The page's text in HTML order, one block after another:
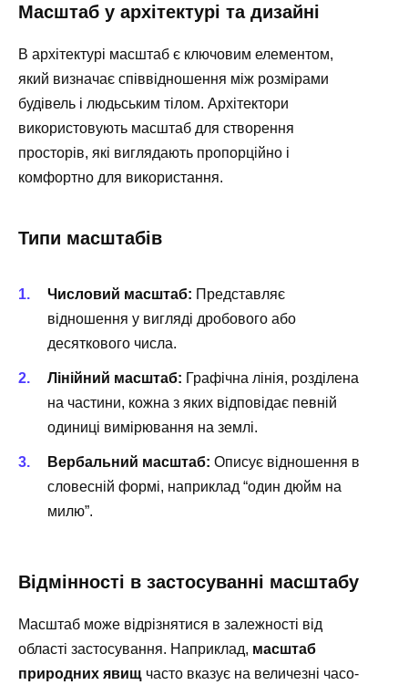
Масштаб у архітектурі та дизайні
В архітектурі масштаб є ключовим елементом,
який визначає співвідношення між розмірами
будівель і людьським тілом. Архітектори
використовують масштаб для створення
просторів, які виглядають пропорційно і
комфортно для використання.
Типи масштабів
Числовий масштаб: Представляє
відношення у вигляді дробового або
десяткового числа.
Лінійний масштаб: Графічна лінія, розділена
на частини, кожна з яких відповідає певній
одиниці вимірювання на землі.
Вербальний масштаб: Описує відношення в
словесній формі, наприклад “один дюйм на
милю”.
Відмінності в застосуванні масштабу
Масштаб може відрізнятися в залежності від
області застосування. Наприклад, масштаб
природних явищ часто вказує на величезні часо-